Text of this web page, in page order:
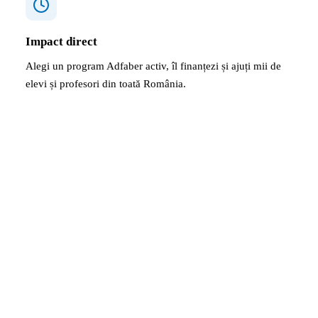
Impact direct
Alegi un program Adfaber activ, îl finanțezi și ajuți mii de
elevi și profesori din toată România.